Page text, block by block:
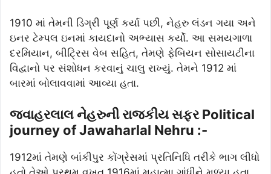
1910 માં તેમની ડિગ્રી પૂર્ણ કર્યા પછી, નેહરુ લંડન ગયા અને
ઇનર ટેમ્પલ ઇનમાં કાયદાનો અભ્યાસ કર્યો. આ સમયગાળા
દરમિયાન, બીટ્રિસ વેબ સહિત, તેમણે ફેબિયન સોસાયટીના
વિદ્વાનો પર સંશોધન કરવાનું ચાલુ રાખ્યું. તેમને 1912 માં
બારમાં બોલાવવામાં આવ્યા હતા.
જવાહરલાલ નેહરુની રાજકીય સફર Political
journey of Jawaharlal Nehru :-
1912માં તેમણે બાંકીપુર કોંગ્રેસમાં પ્રતિનિધિ તરીકે ભાગ લીધો